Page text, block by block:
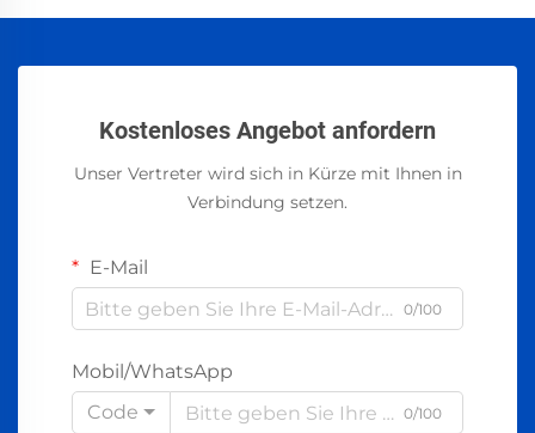
Kostenloses Angebot anfordern
Unser Vertreter wird sich in Kürze mit Ihnen in
Verbindung setzen.
E-Mail
0/100
Mobil/WhatsApp
Code
0/100